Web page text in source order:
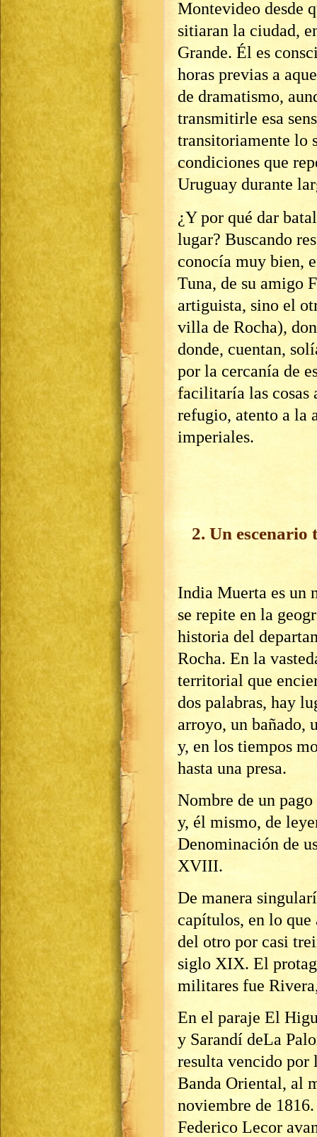
Montevideo desde
sitiaran la ciudad,
Grande. Él es
horas previas a
de dramatismo,
transmitirle esa
transitoriamente lo
condiciones que
Uruguay durante
¿Y por qué dar
lugar? Buscando
conocía muy bien,
Tuna, de su amigo
artiguista, sino el
villa de Rocha),
donde, cuentan,
por la cercanía de
facilitaría las cosas
refugio, atento a la
imperiales.
2. Un escenario
India Muerta es un
se repite en la
historia del
Rocha. En la
territorial que
dos palabras, hay
arroyo, un bañado,
y, en los tiempos
hasta una presa.
Nombre de un pago
y, él mismo, de
Denominación de
XVIII.
De manera
capítulos, en lo que
del otro por casi
siglo XIX. El
militares fue
En el paraje El
y Sarandí deLa
resulta vencido por
Banda Oriental, al
noviembre de
Federico Lecor